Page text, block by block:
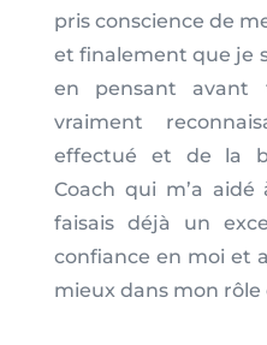
pris conscience de
et finalement que je
en pensant
vraiment
effectué et de la
Coach qui m’a
faisais déjà un
confiance en moi et
mieux dans mon rôle